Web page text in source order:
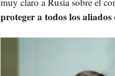
proteger a todos los